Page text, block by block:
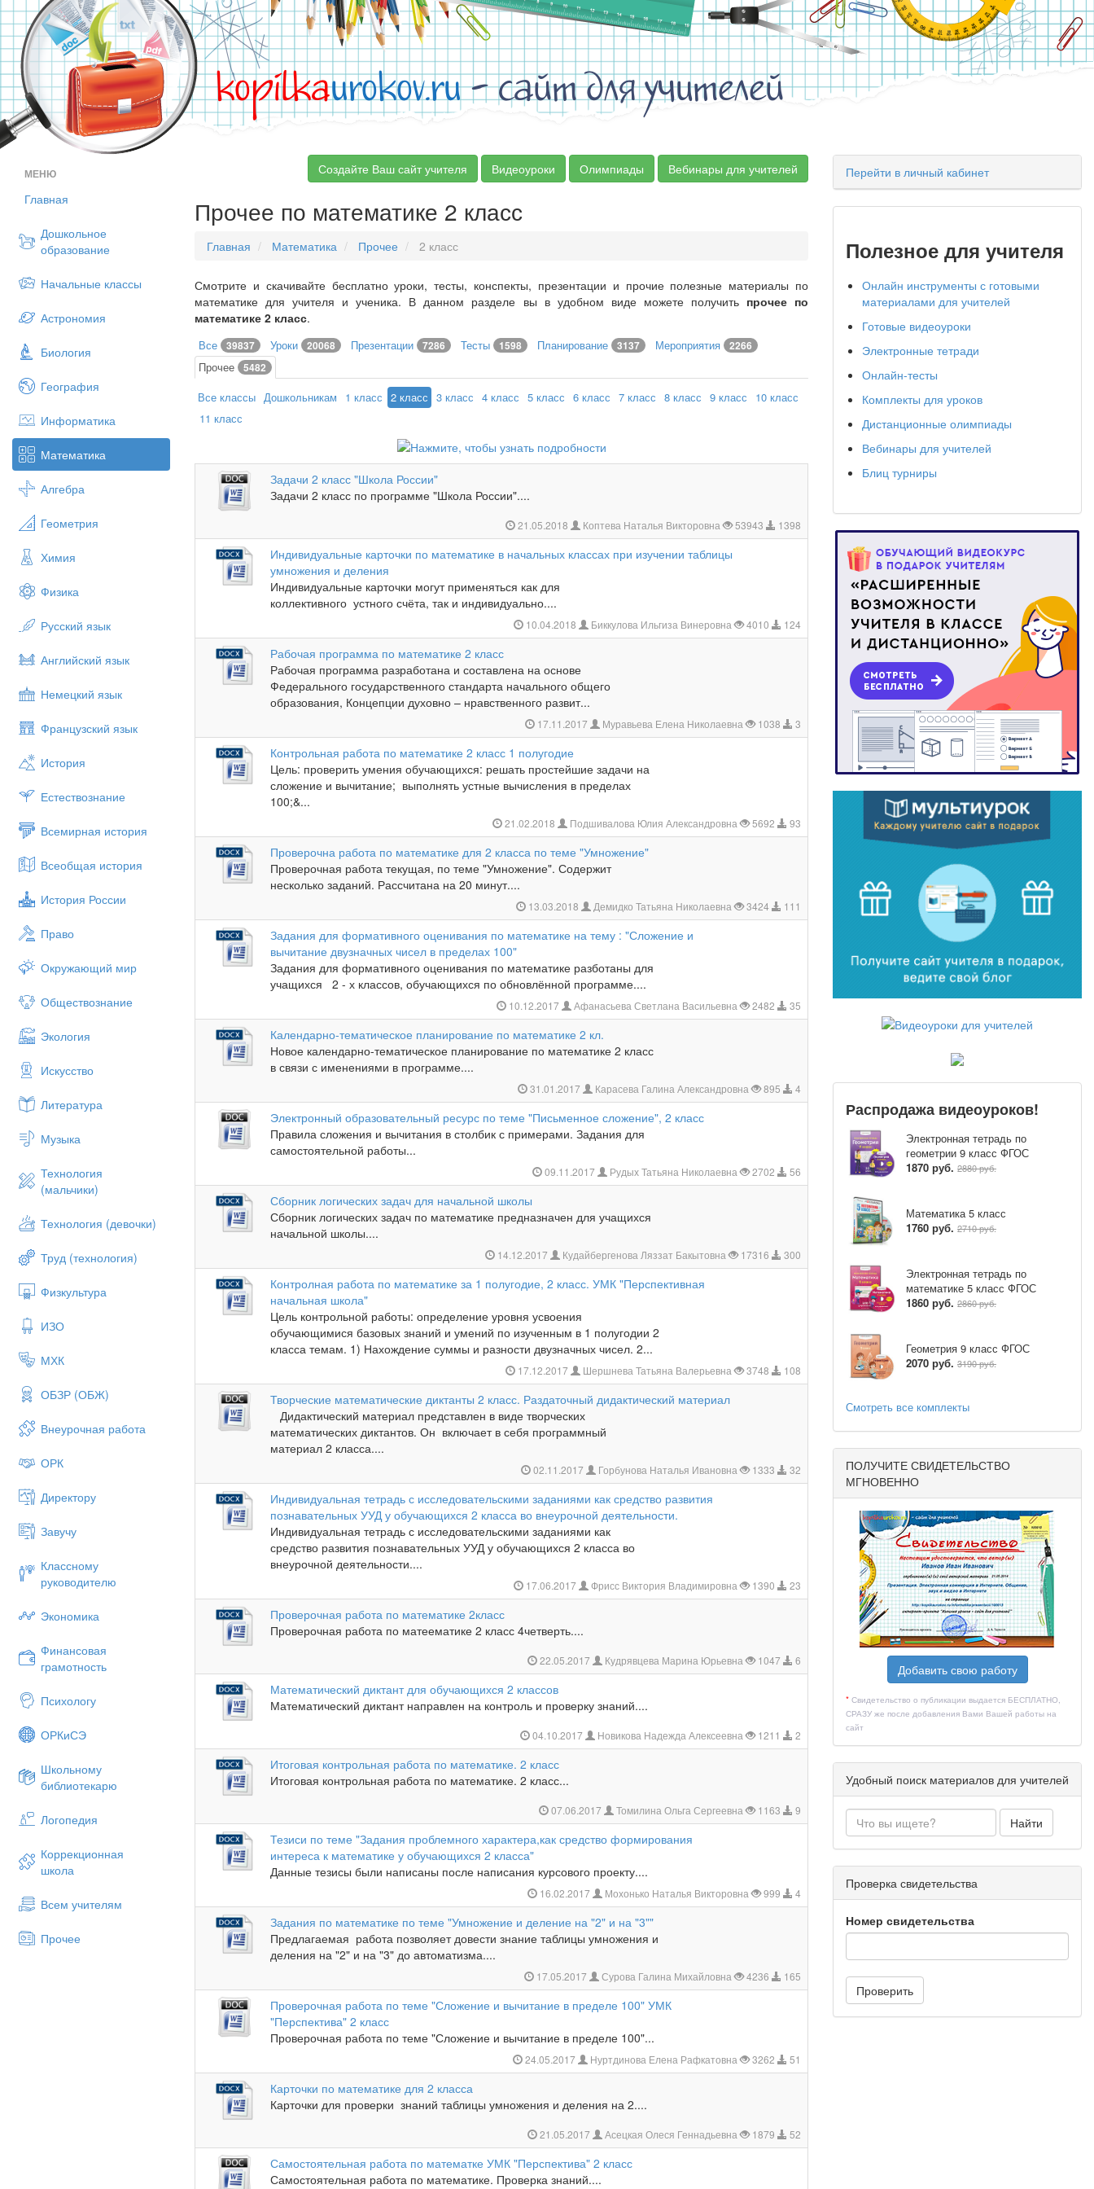
kopilkaurokov.ru- сайт для учителей
МЕНЮ
Главная
Дошкольное
образование
Начальные классы
Астрономия
Биология
География
Информатика
Математика
Алгебра
Геометрия
Химия
Физика
Русский язык
Английский язык
Немецкий язык
Французский язык
История
Естествознание
Всемирная история
Всеобщая история
История России
Право
Окружающий мир
Обществознание
Экология
Искусство
Литература
Музыка
Технология
(мальчики)
Технология (девочки)
Труд (технология)
Физкультура
ИЗО
МХК
ОБЗР (ОБЖ)
Внеурочная работа
ОРК
Директору
Завучу
Классному
руководителю
Экономика
Финансовая
грамотность
Психологу
ОРКиСЭ
Школьному
библиотекарю
Логопедия
Коррекционная
школа
Всем учителям
Прочее
Создайте Ваш сайт учителя Видеоуроки Олимпиады Вебинары для учителей
Прочее по математике 2 класс
Главная Математика Прочее 2 класс
Смотрите и скачивайте бесплатно уроки, тесты, конспекты, презентации и прочие полезные материалы по
математике для учителя и ученика. В данном разделе вы в удобном виде можете получить прочее по
математике 2 класс.
Все 39837 Уроки 20068 Презентации 7286 Тесты 1598 Планирование 3137 Мероприятия 2266
Прочее 5482
Все классы Дошкольникам 1 класс 2 класс 3 класс 4 класс 5 класс 6 класс 7 класс 8 класс 9 класс
10 класс
11 класс
Задачи 2 класс "Школа России"
Задачи 2 класс по программе "Школа России"....
21.05.2018 Коптева Наталья Викторовна 53943 1398
Индивидуальные карточки по математике в начальных классах при изучении таблицы
умножения и деления
Индивидуальные карточки могут применяться как для
коллективного устного счёта, так и индивидуально....
10.04.2018 Биккулова Ильгиза Винеровна 4010 124
Рабочая программа по математике 2 класс
Рабочая программа разработана и составлена на основе
Федерального государственного стандарта начального общего
образования, Концепции духовно – нравственного развит...
17.11.2017 Муравьева Елена Николаевна 1038 3
Контрольная работа по математике 2 класс 1 полугодие
Цель: проверить умения обучающихся: решать простейшие задачи на
сложение и вычитание; выполнять устные вычисления в пределах
100;&...
21.02.2018 Подшивалова Юлия Александровна 5692 93
Проверочна работа по математике для 2 класса по теме "Умножение"
Проверочная работа текущая, по теме "Умножение". Содержит
несколько заданий. Рассчитана на 20 минут....
13.03.2018 Демидко Татьяна Николаевна 3424 111
Задания для формативного оценивания по математике на тему : "Сложение и
вычитание двузначных чисел в пределах 100"
Задания для формативного оценивания по математике разботаны для
учащихся 2 - х классов, обучающихся по обновлённой программе....
10.12.2017 Афанасьева Светлана Васильевна 2482 35
Календарно-тематическое планирование по математике 2 кл.
Новое календарно-тематическое планирование по математике 2 класс
в связи с именениями в программе....
31.01.2017 Карасева Галина Александровна 895 4
Электронный образовательный ресурс по теме "Письменное сложение", 2 класс
Правила сложения и вычитания в столбик с примерами. Задания для
самостоятельной работы...
09.11.2017 Рудых Татьяна Николаевна 2702 56
Сборник логических задач для начальной школы
Сборник логических задач по математике предназначен для учащихся
начальной школы....
14.12.2017 Кудайбергенова Ляззат Бакытовна 17316 300
Контролная работа по математике за 1 полугодие, 2 класс. УМК "Перспективная
начальная школа"
Цель контрольной работы: определение уровня усвоения
обучающимися базовых знаний и умений по изученным в 1 полугодии 2
класса темам. 1) Нахождение суммы и разности двузначных чисел. 2...
17.12.2017 Шершнева Татьяна Валерьевна 3748 108
Творческие математические диктанты 2 класс. Раздаточный дидактический материал
Дидактический материал представлен в виде творческих
математических диктантов. Он включает в себя программный
материал 2 класса....
02.11.2017 Горбунова Наталья Ивановна 1333 32
Индивидуальная тетрадь с исследовательскими заданиями как средство развития
познавательных УУД у обучающихся 2 класса во внеурочной деятельности.
Индивидуальная тетрадь с исследовательскими заданиями как
средство развития познавательных УУД у обучающихся 2 класса во
внеурочной деятельности....
17.06.2017 Фрисс Виктория Владимировна 1390 23
Проверочная работа по математике 2класс
Проверочная работа по матеематике 2 класс 4четверть....
22.05.2017 Кудрявцева Марина Юрьевна 1047 6
Математический диктант для обучающихся 2 классов
Математический диктант направлен на контроль и проверку знаний....
04.10.2017 Новикова Надежда Алексеевна 1211 2
Итоговая контрольная работа по математике. 2 класс
Итоговая контрольная работа по математике. 2 класс...
07.06.2017 Томилина Ольга Сергеевна 1163 9
Тезиси по теме "Задания проблемного характера,как средство формирования
интереса к математике у обучающихся 2 класса"
Данные тезисы были написаны после написания курсового проекту....
16.02.2017 Мохонько Наталья Викторовна 999 4
Задания по математике по теме "Умножение и деление на "2" и на "3""
Предлагаемая работа позволяет довести знание таблицы умножения и
деления на "2" и на "3" до автоматизма....
17.05.2017 Сурова Галина Михайловна 4236 165
Проверочная работа по теме "Сложение и вычитание в пределе 100" УМК
"Перспектива" 2 класс
Проверочная работа по теме "Сложение и вычитание в пределе 100"...
24.05.2017 Нуртдинова Елена Рафкатовна 3262 51
Карточки по математике для 2 класса
Карточки для проверки знаний таблицы умножения и деления на 2....
21.05.2017 Асецкая Олеся Геннадьевна 1879 52
Самостоятельная работа по математке УМК "Перспектива" 2 класс
Самостоятельная работа по математике. Проверка знаний....
Перейти в личный кабинет
Полезное для учителя
Онлайн инструменты с готовыми
материалами для учителей
Готовые видеоуроки
Электронные тетради
Онлайн-тесты
Комплекты для уроков
Дистанционные олимпиады
Вебинары для учителей
Блиц турниры
Распродажа видеоуроков!
Электронная тетрадь по
геометрии 9 класс ФГОС
1870 руб. 2880 руб.
Математика 5 класс
1760 руб. 2710 руб.
Электронная тетрадь по
математике 5 класс ФГОС
1860 руб. 2860 руб.
Геометрия 9 класс ФГОС
2070 руб. 3190 руб.
Смотреть все комплекты
ПОЛУЧИТЕ СВИДЕТЕЛЬСТВО
МГНОВЕННО
Добавить свою работу
* Свидетельство о публикации выдается БЕСПЛАТНО,
СРАЗУ же после добавления Вами Вашей работы на
сайт
Удобный поиск материалов для учителей
Найти
Проверка свидетельства
Номер свидетельства
Проверить